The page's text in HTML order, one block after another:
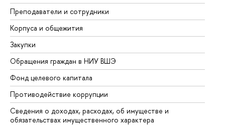
Преподаватели и сотрудники
Корпуса и общежития
Закупки
Обращения граждан в НИУ ВШЭ
Фонд целевого капитала
Противодействие коррупции
Сведения о доходах, расходах, об имуществе и
обязательствах имущественного характера